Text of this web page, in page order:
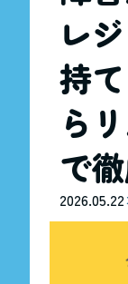
レ
持
ら
で
2026.05.22